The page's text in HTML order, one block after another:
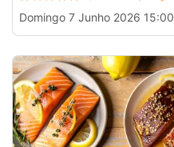
Domingo 7 Junho 2026 15:00